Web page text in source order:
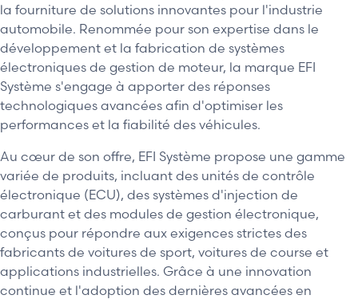
la fourniture de solutions innovantes pour l'industrie
automobile. Renommée pour son expertise dans le
développement et la fabrication de systèmes
électroniques de gestion de moteur, la marque EFI
Système s'engage à apporter des réponses
technologiques avancées afin d'optimiser les
performances et la fiabilité des véhicules.
Au cœur de son offre, EFI Système propose une gamme
variée de produits, incluant des unités de contrôle
électronique (ECU), des systèmes d'injection de
carburant et des modules de gestion électronique,
conçus pour répondre aux exigences strictes des
fabricants de voitures de sport, voitures de course et
applications industrielles. Grâce à une innovation
continue et l'adoption des dernières avancées en